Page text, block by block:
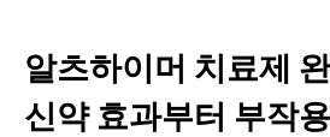
알츠하이머 치료제
신약 효과부터 부작